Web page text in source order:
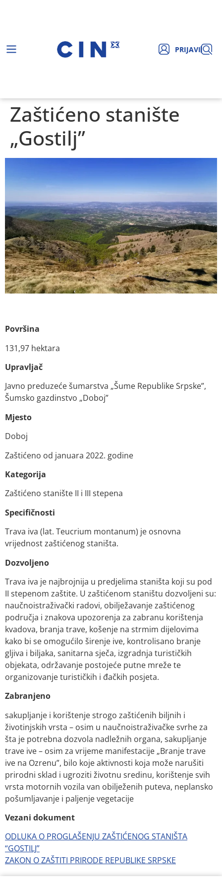
PRIJAVI
Zaštićeno stanište
„Gostilj”
Površina
131,97 hektara
Upravljač
Javno preduzeće šumarstva „Šume Republike Srpske”,
Šumsko gazdinstvo „Doboj”
Mjesto
Doboj
Zaštićeno od januara 2022. godine
Kategorija
Zaštićeno stanište II i III stepena
Specifičnosti
Trava iva (lat. Teucrium montanum) je osnovna
vrijednost zaštićenog staništa.
Dozvoljeno
Trava iva je najbrojnija u predjelima staništa koji su pod
II stepenom zaštite. U zaštićenom staništu dozvoljeni su:
naučnoistraživački radovi, obilježavanje zaštićenog
područja i znakova upozorenja za zabranu korištenja
kvadova, branja trave, košenje na strmim dijelovima
kako bi se omogućilo širenje ive, kontrolisano branje
gljiva i biljaka, sanitarna sječa, izgradnja turističkih
objekata, održavanje postojeće putne mreže te
organizovanje turističkih i đačkih posjeta.
Zabranjeno
sakupljanje i korištenje strogo zaštićenih biljnih i
životinjskih vrsta – osim u naučnoistraživačke svrhe za
šta je potrebna dozvola nadležnih organa, sakupljanje
trave ive – osim za vrijeme manifestacije „Branje trave
ive na Ozrenu”, bilo koje aktivnosti koja može narušiti
prirodni sklad i ugroziti životnu sredinu, korištenje svih
vrsta motornih vozila van obilježenih puteva, neplansko
pošumljavanje i paljenje vegetacije
Vezani dokument
ODLUKA O PROGLAŠENJU ZAŠTIĆENOG STANIŠTA
“GOSTILJ”
ZAKON O ZAŠTITI PRIRODE REPUBLIKE SRPSKE